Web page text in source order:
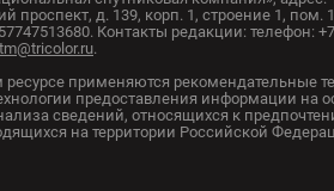
проспект, д. 139, корп. 1, строение 1, пом.
Контакты редакции: телефон:
.
применяются рекомендательные
предоставления информации на
сведений, относящихся к
на территории Российской